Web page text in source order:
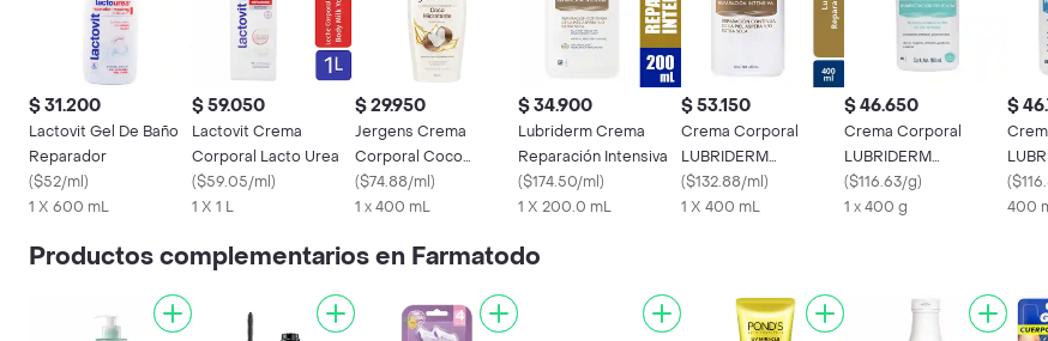
$ 31.200
Lactovit Gel De Baño
Reparador
($52/ml)
1 X 600 mL
$ 59.050
Lactovit Crema
Corporal Lacto Urea
($59.05/ml)
1 X 1 L
$ 29.950
Jergens Crema
Corporal Coco
Hidratante
($74.88/ml)
1 x 400 mL
$ 34.900
Lubriderm Crema
Reparación Intensiva
($174.50/ml)
1 X 200.0 mL
$ 53.150
Crema Corporal
LUBRIDERM
Reparacion Intensiva
400 ML
($132.88/ml)
1 X 400 mL
$ 46.650
Crema Corporal
LUBRIDERM
Humectación Delicada
400 ML
($116.63/g)
1 x 400 g
$
(
400
Productos complementarios en Farmatodo